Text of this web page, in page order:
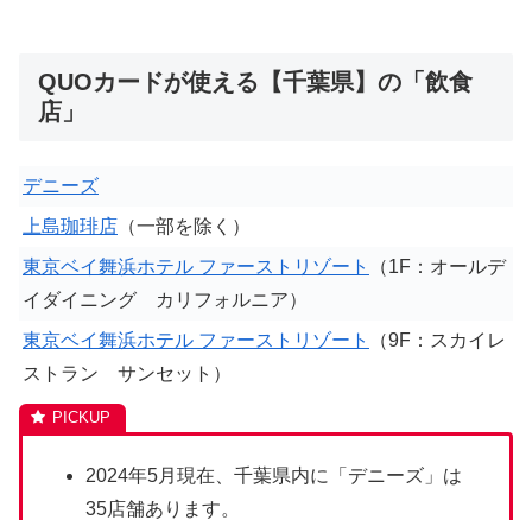
QUOカードが使える【千葉県】の「飲食
店」
デニーズ
上島珈琲店 （一部を除く）
東京ベイ舞浜ホテル ファーストリゾート
（1F：オールデ
イダイニング カリフォルニア）
東京ベイ舞浜ホテル ファーストリゾート
（9F：スカイレ
ストラン サンセット）
2024年5月現在、千葉県内に「デニーズ」は
35店舗あります。